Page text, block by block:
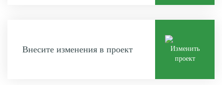
Внесите изменения в проект
Изменить
проект